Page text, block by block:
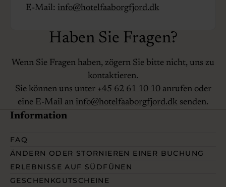
E-Mail: info@hotelfaaborgfjord.dk
Haben Sie Fragen?
Wenn Sie Fragen haben, zögern Sie bitte nicht, uns zu
kontaktieren.
Sie können uns unter +45 62 61 10 10anrufen oder
eine E-Mail an info@hotelfaaborgfjord.dk senden.
Information
FAQ
ÄNDERN ODER STORNIEREN EINER BUCHUNG
ERLEBNISSE AUF SÜDFÜNEN
GESCHENKGUTSCHEINE